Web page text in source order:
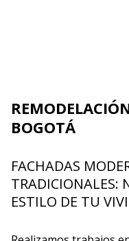
BOGOTÁ
FACHADAS
TRADICIONALES:
ESTILO DE TU